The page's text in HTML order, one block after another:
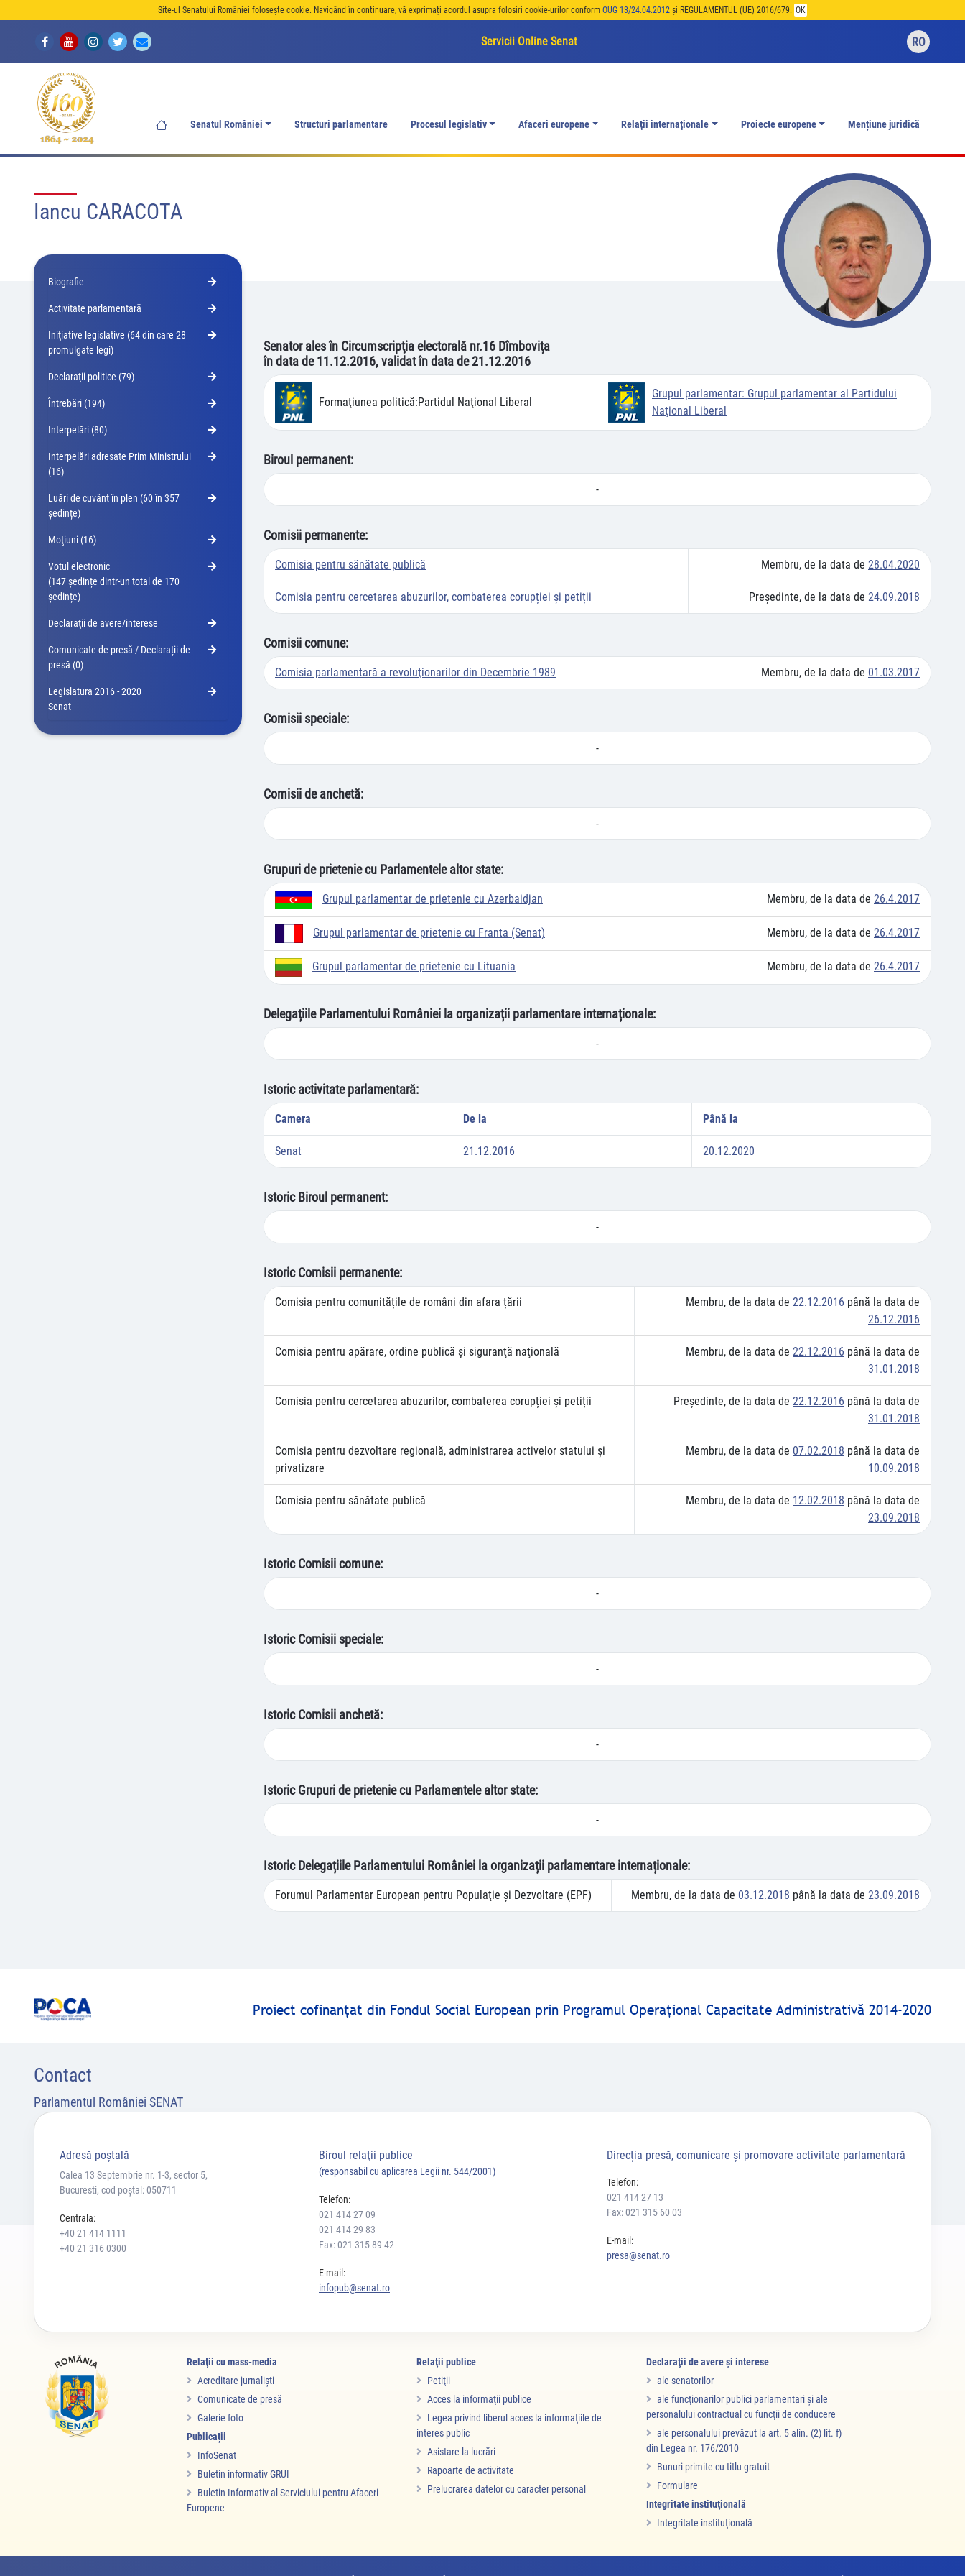
Site-ul Senatului României folosește cookie. Navigând în continuare, vă exprimați acordul asupra folosiri cookie-urilor conform OUG 13/24.04.2012 și REGULAMENTUL (UE) 2016/679. OK
Servicii Online Senat RO
Senatul României Structuri parlamentare Procesul legislativ Afaceri europene Relaţii internaţionale Proiecte europene Mențiune juridică
Iancu CARACOTA
Biografie
Activitate parlamentară
Iniţiative legislative (64 din care 28
promulgate legi)
Declaraţii politice (79)
Întrebări (194)
Interpelări (80)
Interpelări adresate Prim Ministrului
(16)
Luări de cuvânt în plen (60 în 357
ședințe)
Moţiuni (16)
Votul electronic
(147 ședințe dintr-un total de 170
ședințe)
Declaraţii de avere/interese
Comunicate de presă / Declarații de
presă (0)
Legislatura 2016 - 2020
Senat
Senator ales în Circumscripţia electorală nr.16 Dîmboviţa
în data de 11.12.2016, validat în data de 21.12.2016
Formaţiunea politică:Partidul Naţional Liberal
Grupul parlamentar: Grupul parlamentar al Partidului
Naţional Liberal
Biroul permanent:
-
Comisii permanente:
Comisia pentru sănătate publică Membru, de la data de 28.04.2020
Comisia pentru cercetarea abuzurilor, combaterea corupției și petiții Preşedinte, de la data de 24.09.2018
Comisii comune:
Comisia parlamentară a revoluţionarilor din Decembrie 1989 Membru, de la data de 01.03.2017
Comisii speciale:
-
Comisii de anchetă:
-
Grupuri de prietenie cu Parlamentele altor state:
Grupul parlamentar de prietenie cu Azerbaidjan Membru, de la data de 26.4.2017
Grupul parlamentar de prietenie cu Franta (Senat) Membru, de la data de 26.4.2017
Grupul parlamentar de prietenie cu Lituania Membru, de la data de 26.4.2017
Delegațiile Parlamentului României la organizații parlamentare internaționale:
-
Istoric activitate parlamentară:
Camera De la Până la
Senat 21.12.2016 20.12.2020
Istoric Biroul permanent:
-
Istoric Comisii permanente:
Comisia pentru comunitățile de români din afara țării Membru, de la data de 22.12.2016 până la data de
26.12.2016
Comisia pentru apărare, ordine publică şi siguranţă naţională Membru, de la data de 22.12.2016 până la data de
31.01.2018
Comisia pentru cercetarea abuzurilor, combaterea corupției și petiții Preşedinte, de la data de 22.12.2016 până la data de
31.01.2018
Comisia pentru dezvoltare regională, administrarea activelor statului și
privatizare
Membru, de la data de 07.02.2018 până la data de
10.09.2018
Comisia pentru sănătate publică Membru, de la data de 12.02.2018 până la data de
23.09.2018
Istoric Comisii comune:
-
Istoric Comisii speciale:
-
Istoric Comisii anchetă:
-
Istoric Grupuri de prietenie cu Parlamentele altor state:
-
Istoric Delegațiile Parlamentului României la organizații parlamentare internaționale:
Forumul Parlamentar European pentru Populaţie şi Dezvoltare (EPF) Membru, de la data de 03.12.2018 până la data de 23.09.2018
Proiect cofinanţat din Fondul Social European prin Programul Operaţional Capacitate Administrativă 2014-2020
Contact
Parlamentul României SENAT
Adresă poştală
Calea 13 Septembrie nr. 1-3, sector 5,
Bucuresti, cod poștal: 050711
Centrala:
+40 21 414 1111
+40 21 316 0300
Biroul relaţii publice
(responsabil cu aplicarea Legii nr. 544/2001)
Telefon:
021 414 27 09
021 414 29 83
Fax: 021 315 89 42
E-mail:
infopub@senat.ro
Direcția presă, comunicare și promovare activitate parlamentară
Telefon:
021 414 27 13
Fax: 021 315 60 03
E-mail:
presa@senat.ro
Relaţii cu mass-media
Acreditare jurnalişti
Comunicate de presă
Galerie foto
Publicații
InfoSenat
Buletin informativ GRUI
Buletin Informativ al Serviciului pentru Afaceri
Europene
Relaţii publice
Petiţii
Acces la informaţii publice
Legea privind liberul acces la informaţiile de
interes public
Asistare la lucrări
Rapoarte de activitate
Prelucrarea datelor cu caracter personal
Declaraţii de avere şi interese
ale senatorilor
ale funcţionarilor publici parlamentari şi ale
personalului contractual cu funcţii de conducere
ale personalului prevăzut la art. 5 alin. (2) lit. f)
din Legea nr. 176/2010
Bunuri primite cu titlu gratuit
Formulare
Integritate instituţională
Integritate instituţională